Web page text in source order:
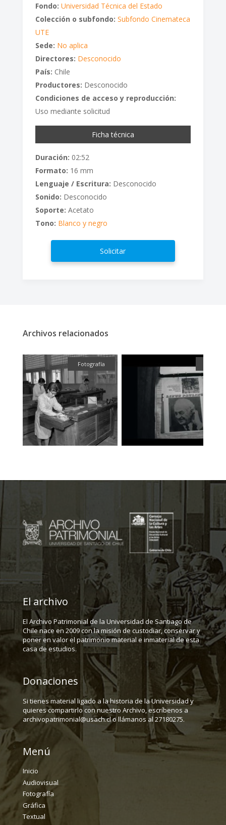
Fondo: Universidad Técnica del Estado
Colección o subfondo: Subfondo Cinemateca
UTE
Sede: No aplica
Directores: Desconocido
País: Chile
Productores: Desconocido
Condiciones de acceso y reproducción:
Uso mediante solicitud
Ficha técnica
Duración: 02:52
Formato: 16 mm
Lenguaje / Escritura: Desconocido
Sonido: Desconocido
Soporte: Acetato
Tono: Blanco y negro
Solicitar
Archivos relacionados
Fotografía
El archivo
El Archivo Patrimonial de la Universidad de Santiago de
Chile nace en 2009 con la misión de custodiar, conservar y
poner en valor el patrimonio material e inmaterial de esta
casa de estudios.
Donaciones
Si tienes material ligado a la historia de la Universidad y
quieres compartirlo con nuestro Archivo, escríbenos a
archivopatrimonial@usach.cl o llámanos al 27180275.
Menú
Inicio
Audiovisual
Fotografía
Gráfica
Textual